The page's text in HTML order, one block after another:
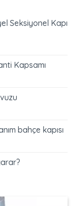
Seksiyonel Kapı
Kapsamı
bahçe kapısı